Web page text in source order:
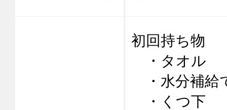
初回持ち物　
・タオル
・水分補給
・くつ下